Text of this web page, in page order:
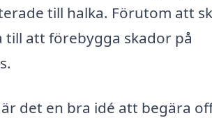
till halka. Förutom att
till att förebygga skador på
det en bra idé att begära